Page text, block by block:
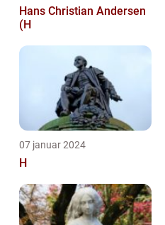
Hans Christian Andersen
(H
07 januar 2024
H